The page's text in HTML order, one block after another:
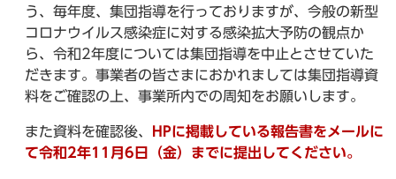
う、毎年度、集団指導を行っておりますが、今般の新型
コロナウイルス感染症に対する感染拡大予防の観点か
ら、令和2年度については集団指導を中止とさせていた
だきます。事業者の皆さまにおかれましては集団指導資
料をご確認の上、事業所内での周知をお願いします。
また資料を確認後、
HPに掲載している報告書をメールに
て令和2年11月6日（金）までに提出してください。